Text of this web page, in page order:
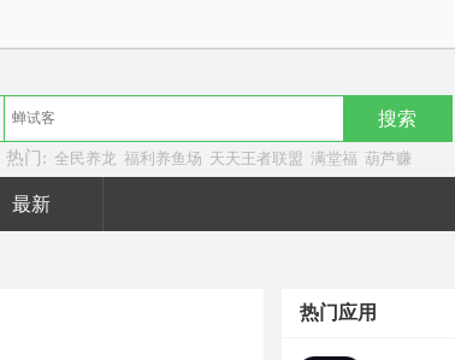
热门: 全民养龙 福利养鱼场 天天王者联盟 满堂福 葫芦赚
最新
热门应用